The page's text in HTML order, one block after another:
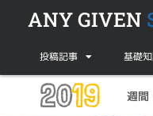
ANY GIVEN
投稿記事 基礎
2019 週間